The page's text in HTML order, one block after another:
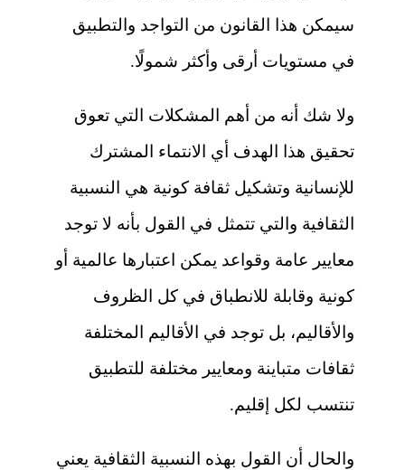
سيمكن هذا القانون من التواجد والتطبيق
في مستويات أرقى وأكثر شمولًا.
ولا شك أنه من أهم المشكلات التي تعوق
تحقيق هذا الهدف أي الانتماء المشترك
للإنسانية وتشكيل ثقافة كونية هي النسبية
الثقافية والتي تتمثل في القول بأنه لا توجد
معايير عامة وقواعد يمكن اعتبارها عالمية أو
كونية وقابلة للانطباق في كل الظروف
والأقاليم، بل توجد في الأقاليم المختلفة
ثقافات متباينة ومعايير مختلفة للتطبيق
تنتسب لكل إقليم.
والحال أن القول بهذه النسبية الثقافية يعني